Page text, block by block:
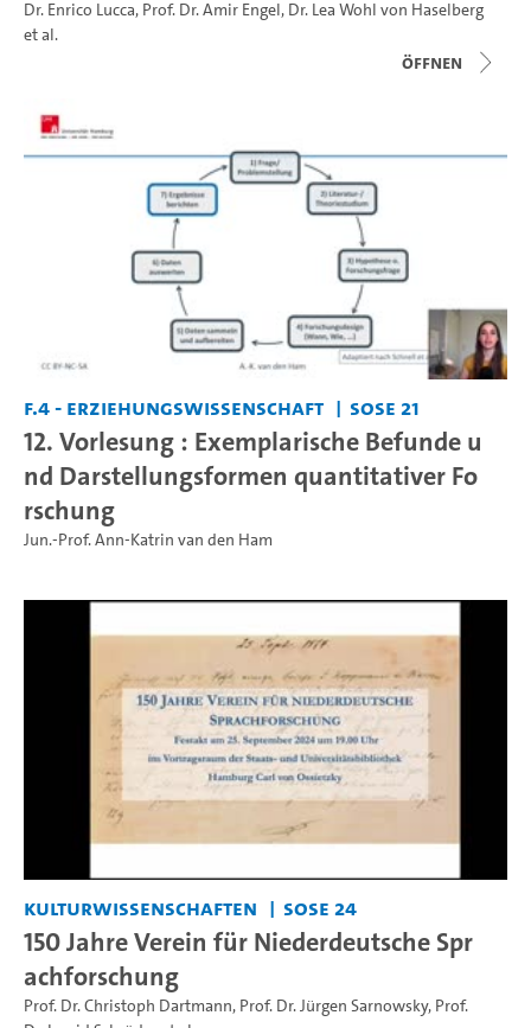
Dr. Enrico Lucca, Prof. Dr. Amir Engel, Dr. Lea Wohl von Haselberg
et al.
Öffnen
F.4 - Erziehungswissenschaft SoSe 21
12. Vorlesung : Exemplarische Befunde u
nd Darstellungsformen quantitativer Fo
rschung
Jun.-Prof. Ann-Katrin van den Ham
Kulturwissenschaften SoSe 24
150 Jahre Verein für Niederdeutsche Spr
achforschung
Prof. Dr. Christoph Dartmann, Prof. Dr. Jürgen Sarnowsky, Prof.